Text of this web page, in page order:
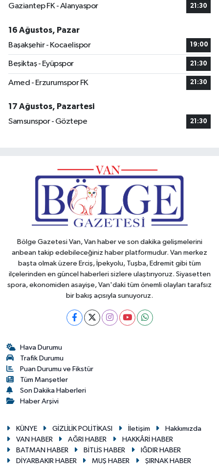
Gaziantep FK - Alanyaspor 21:30
16 Ağustos, Pazar
Başakşehir - Kocaelispor
19:00
Beşiktaş - Eyüpspor 21:30
Amed - Erzurumspor FK 21:30
17 Ağustos, Pazartesi
Samsunspor - Göztepe
21:30
Bölge Gazetesi Van, Van haber ve son dakika gelişmelerini
anbean takip edebileceğiniz haber platformudur. Van merkez
başta olmak üzere Erciş, İpekyolu, Tuşba, Edremit gibi tüm
ilçelerinden en güncel haberleri sizlere ulaştırıyoruz. Siyasetten
spora, ekonomiden asayişe, Van'daki tüm önemli olayları tarafsız
bir bakış açısıyla sunuyoruz.
Hava Durumu
Trafik Durumu
Puan Durumu ve Fikstür
Tüm Manşetler
Son Dakika Haberleri
Haber Arşivi
KÜNYE GİZLİLİK POLİTİKASI İletişim
Hakkımızda
VAN HABER
AĞRI HABER
HAKKÂRİ HABER
BATMAN HABER
BİTLİS HABER
IĞDIR HABER
DİYARBAKIR HABER
MUŞ HABER ŞIRNAK HABER